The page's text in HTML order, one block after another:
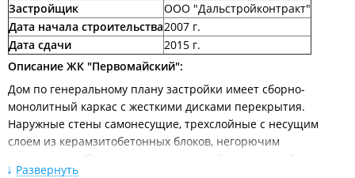
Ноябрь 2018
Июнь 2017
Застройщик
ООО "Дальстройконтракт"
Дата начала строительства2007 г.
Дата сдачи
2015 г.
Описание ЖК "Первомайский":
Дом по генеральному плану застройки имеет сборно-
монолитный каркас с жесткими дисками перекрытия.
Наружные стены самонесущие, трехслойные с несущим
слоем из керамзитобетонных блоков, негорючим
утеплителем (базалит) и декоративной штукатуркой.
Развернуть